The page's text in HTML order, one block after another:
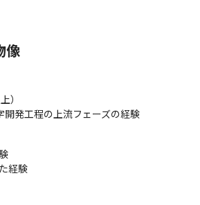
像
）
開発工程の上流フェーズの経験
経験